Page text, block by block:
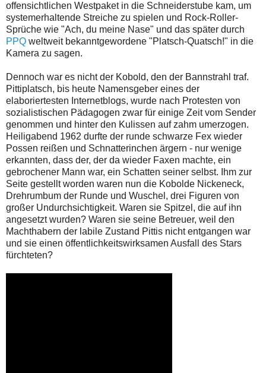
offensichtlichen Westpaket in die Schneiderstube kam, um
systemerhaltende Streiche zu spielen und Rock-Roller-
Sprüche wie "Ach, du meine Nase" und das später durch
PPQ weltweit bekanntgewordene "Platsch-Quatsch!" in die
Kamera zu sagen.
Dennoch war es nicht der Kobold, den der Bannstrahl traf.
Pittiplatsch, bis heute Namensgeber eines der
elaboriertesten Internetblogs, wurde nach Protesten von
sozialistischen Pädagogen zwar für einige Zeit vom Sender
genommen und hinter den Kulissen auf zahm umerzogen.
Heiligabend 1962 durfte der runde schwarze Fex wieder
Possen reißen und Schnatterinchen ärgern - nur wenige
erkannten, dass der, der da wieder Faxen machte, ein
gebrochener Mann war, ein Schatten seiner selbst. Ihm zur
Seite gestellt worden waren nun die Kobolde Nickeneck,
Drehrumbum der Runde und Wuschel, drei Figuren von
großer Undurchsichtigkeit. Waren sie Spitzel, die auf ihn
angesetzt wurden? Waren sie seine Betreuer, weil den
Machthabern der labile Zustand Pittis nicht entgangen war
und sie einen öffentlichkeitswirksamen Ausfall des Stars
fürchteten?